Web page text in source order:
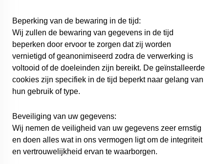
Beperking van de bewaring in de tijd:
Wij zullen de bewaring van gegevens in de tijd
beperken door ervoor te zorgen dat zij worden
vernietigd of geanonimiseerd zodra de verwerking is
voltooid of de doeleinden zijn bereikt. De geïnstalleerde
cookies zijn specifiek in de tijd beperkt naar gelang van
hun gebruik of type.
Beveiliging van uw gegevens:
Wij nemen de veiligheid van uw gegevens zeer ernstig
en doen alles wat in ons vermogen ligt om de integriteit
en vertrouwelijkheid ervan te waarborgen.